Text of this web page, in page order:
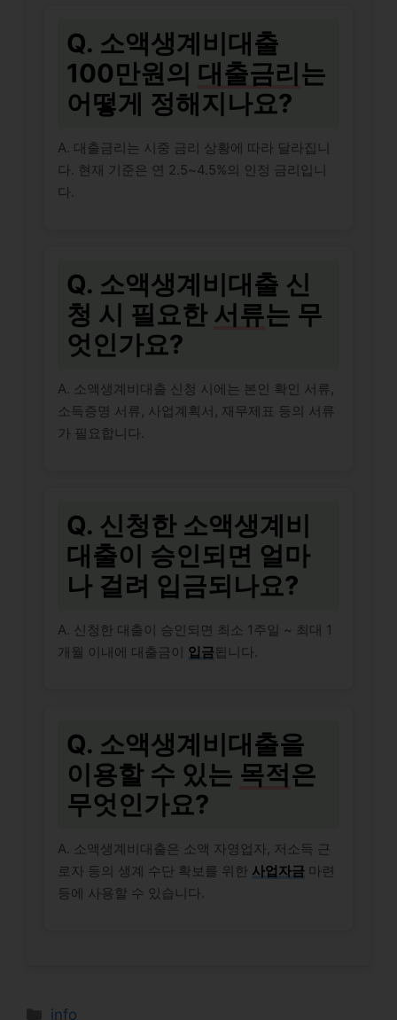
Q. 소액생계비대출
100만원의 대출금리 는
어떻게 정해지나요?
A. 대출금리는 시중 금리 상황에 따라 달라집니
다. 현재 기준은 연 2.5~4.5%의 인정 금리입니
다.
Q. 소액생계비대출 신
청 시 필요한 서류는 무
엇인가요?
A. 소액생계비대출 신청 시에는 본인 확인 서류,
소득증명 서류, 사업계획서, 재무제표 등의 서류
가 필요합니다.
Q. 신청한 소액생계비
대출이 승인되면 얼마
나 걸려 입금되나요?
A. 신청한 대출이 승인되면 최소 1주일 ~ 최대 1
개월 이내에 대출금이 입금됩니다.
Q. 소액생계비대출을
이용할 수 있는 목적 은
무엇인가요?
A. 소액생계비대출은 소액 자영업자, 저소득 근
로자 등의 생계 수단 확보를 위한 사업자금 마련
등에 사용할 수 있습니다.
Categories
info